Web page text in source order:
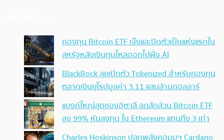
กองทุน Bitcoin ETF เจ๊งและปิดตัวเป็นแห่งแรกใน
สหรัฐหลังเงินทุนไหลออกไปฝั่ง AI
BlackRock ลุยเปิดตัว Tokenized สำหรับกองทุน
ตลาดเงินยุโรปมูลค่า 3.11 แสนล้านดอลลาร์
แบงก์ใหญ่สุดของอิตาลี ลดสัดส่วน Bitcoin ETF
ลง 99% หันลงทุน ใน Ethereum แทนถึง 3 เท่า